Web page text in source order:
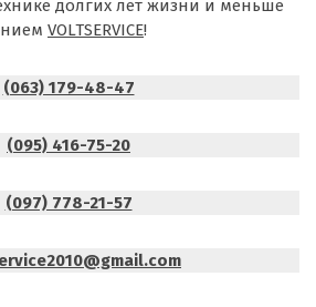
долгих лет жизни и меньше
VOLTSERVICE!
(063) 179-48-47
(095) 416-75-20
(097) 778-21-57